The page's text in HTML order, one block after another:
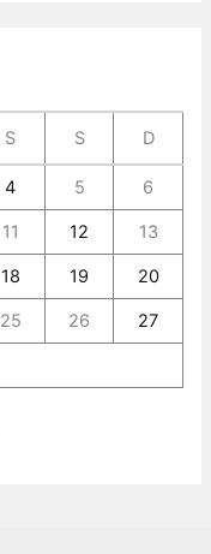
S S D
4 5 6
11 12 13
18 19 20
25 26 27